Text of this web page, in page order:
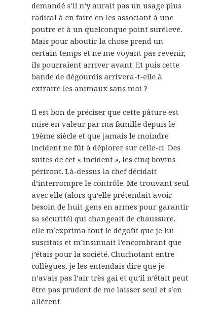
demandé s’il n’y aurait pas un usage plus
radical à en faire en les associant à une
poutre et à un quelconque point surélevé.
Mais pour aboutir la chose prend un
certain temps et ne me voyant pas revenir,
ils pourraient arriver avant. Et puis cette
bande de dégourdis arrivera-t-elle à
extraire les animaux sans moi ?
Il est bon de préciser que cette pâture est
mise en valeur par ma famille depuis le
19ème siècle et que jamais le moindre
incident ne fût à déplorer sur celle-ci. Des
suites de cet « incident », les cinq bovins
périront. Là-dessus la chef décidait
d’interrompre le contrôle. Me trouvant seul
avec elle (alors qu’elle prétendait avoir
besoin de huit gens en armes pour garantir
sa sécurité) qui changeait de chaussure,
elle m’exprima tout le dégoût que je lui
suscitais et m’insinuait l’encombrant que
j’étais pour la société. Chuchotant entre
collègues, je les entendais dire que je
n’avais pas l’air très gai et qu’il n’était peut
être pas prudent de me laisser seul et s’en
allèrent.